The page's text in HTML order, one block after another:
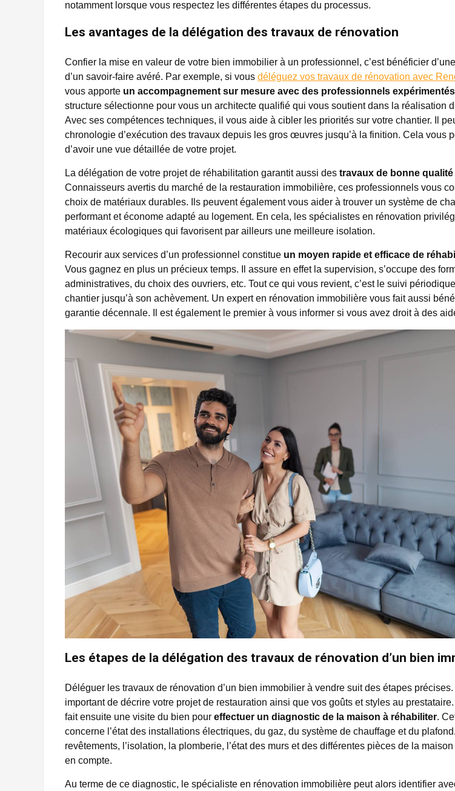
notamment lorsque vous respectez les différentes étapes du processus.
Les avantages de la délégation des travaux de rénovation
Confier la mise en valeur de votre bien immobilier à un professionnel, c’est bénéficier
d’un savoir-faire avéré. Par exemple, si vous déléguez vos travaux de rénovation avec
vous apporte un accompagnement sur mesure avec des professionnels expérimentés
structure sélectionne pour vous un architecte qualifié qui vous soutient dans la réalisation
Avec ses compétences techniques, il vous aide à cibler les priorités sur votre chantier. Il
chronologie d’exécution des travaux depuis les gros œuvres jusqu’à la finition. Cela vous
d’avoir une vue détaillée de votre projet.
La délégation de votre projet de réhabilitation garantit aussi des travaux de bonne
Connaisseurs avertis du marché de la restauration immobilière, ces professionnels vous
choix de matériaux durables. Ils peuvent également vous aider à trouver un système de
performant et économe adapté au logement. En cela, les spécialistes en rénovation
matériaux écologiques qui favorisent par ailleurs une meilleure isolation.
Recourir aux services d’un professionnel constitue un moyen rapide et efficace de
Vous gagnez en plus un précieux temps. Il assure en effet la supervision, s’occupe des
administratives, du choix des ouvriers, etc. Tout ce qui vous revient, c’est le suivi
chantier jusqu’à son achèvement. Un expert en rénovation immobilière vous fait aussi
garantie décennale. Il est également le premier à vous informer si vous avez droit à des
Les étapes de la délégation des travaux de rénovation d’un bien
Déléguer les travaux de rénovation d’un bien immobilier à vendre suit des étapes précises.
important de décrire votre projet de restauration ainsi que vos goûts et styles au
fait ensuite une visite du bien pour effectuer un diagnostic de la maison à réhabiliter.
concerne l’état des installations électriques, du gaz, du système de chauffage et du
revêtements, l’isolation, la plomberie, l’état des murs et des différentes pièces de la
en compte.
Au terme de ce diagnostic, le spécialiste en rénovation immobilière peut alors identifier